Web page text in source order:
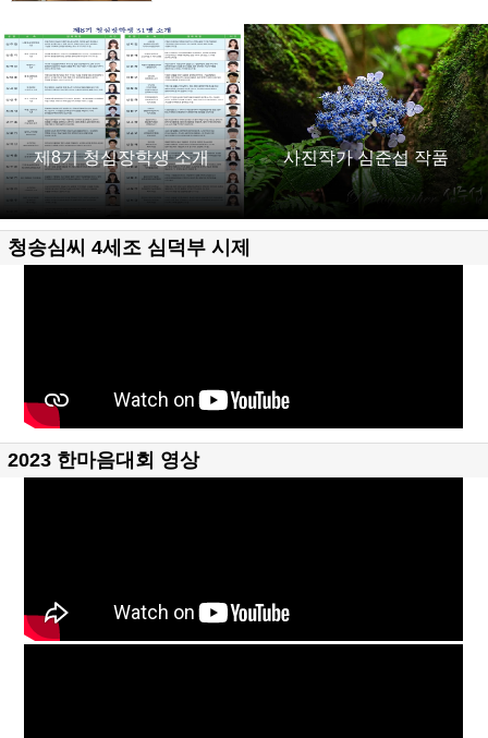
제8기 청심장학생 소개 사진작가 심준섭 작품
청송심씨 4세조 심덕부 시제
2023 한마음대회 영상